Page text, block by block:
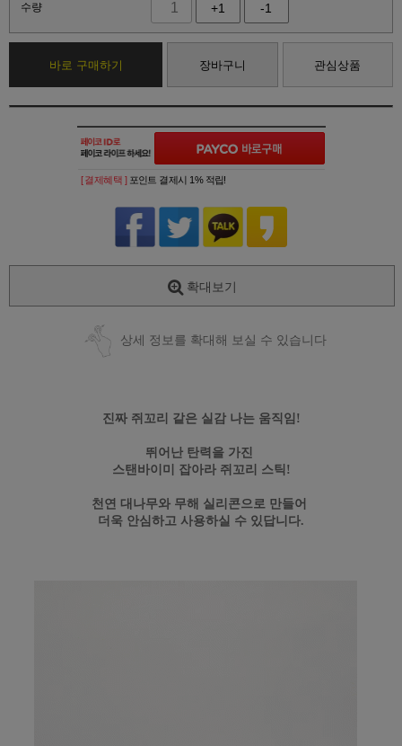
수량 +1 -1
바로 구매하기 장바구니 관심상품
[ 결제혜택 ] 포인트 결제시 1% 적립!
확대보기
상세 정보를 확대해 보실 수 있습니다
진짜 쥐꼬리 같은 실감 나는 움직임!
뛰어난 탄력을 가진
스탠바이미 잡아라 쥐꼬리 스틱!
천연 대나무와 무해 실리콘으로 만들어
더욱 안심하고 사용하실 수 있답니다.